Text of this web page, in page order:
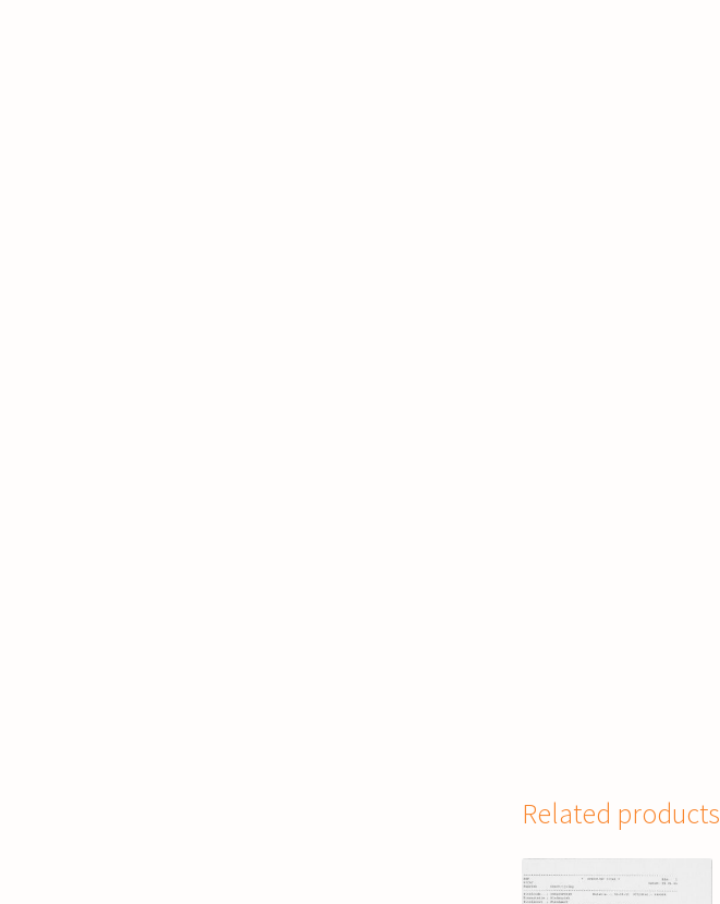
Related products